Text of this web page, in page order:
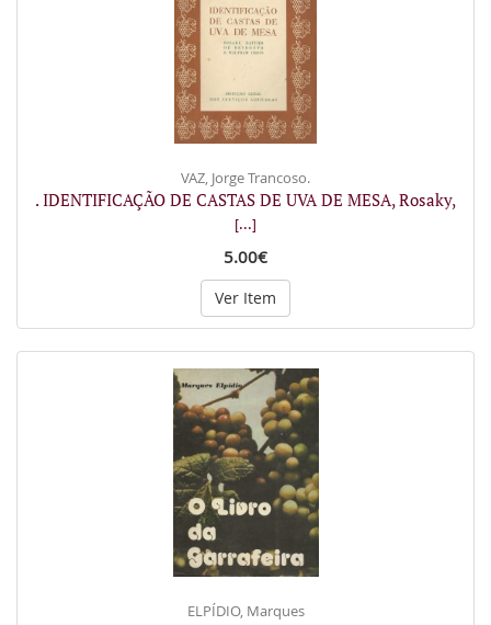
VAZ, Jorge Trancoso.
. IDENTIFICAÇÃO DE CASTAS DE UVA DE MESA, Rosaky,
[...]
5.00€
Ver Item
ELPÍDIO, Marques